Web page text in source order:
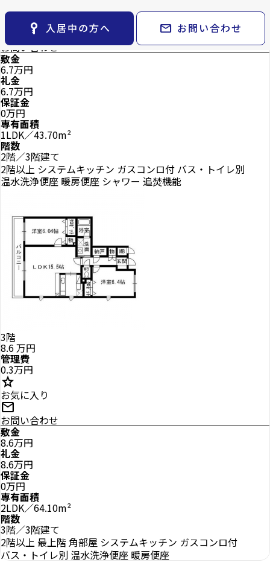
検索条件
閲覧履歴 keyboard_arrow_right
マイホームを考え始めたら
ご購入の流れ・諸費用
key_vertical 入居中の方へ mail お問い合わせ
star
お気に入り
お問い合わせ
敷金
6.7万円
礼金
6.7万円
保証金
0万円
専有面積
1LDK／43.70m²
階数
2階／3階建て
2階以上 システムキッチン ガスコンロ付 バス・トイレ別
温水洗浄便座 暖房便座 シャワー 追焚機能
3階
8.6万円
管理費
0.3万円
star
お気に入り
mail
お問い合わせ
敷金
8.6万円
礼金
8.6万円
保証金
0万円
専有面積
2LDK／64.10m²
階数
3階／3階建て
2階以上 最上階角部屋 システムキッチン ガスコンロ付
バス・トイレ別 温水洗浄便座 暖房便座